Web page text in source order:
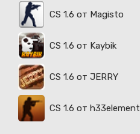
CS 1.6 от Magisto
CS 1.6 от Kaybik
CS 1.6 от JERRY
CS 1.6 от h33element